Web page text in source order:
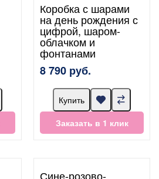
Коробка с шарами
на день рождения с
цифрой, шаром-
облачком и
фонтанами
8 790 руб.
Купить
Заказать в 1 клик
Сине-розово-